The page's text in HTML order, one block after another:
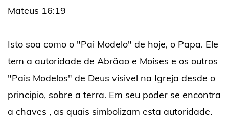
Mateus 16:19
Isto soa como o "Pai Modelo" de hoje, o Papa. Ele
tem a autoridade de Abrãao e Moises e os outros
"Pais Modelos" de Deus visivel na Igreja desde o
principio, sobre a terra. Em seu poder se encontra
a chaves , as quais simbolizam esta autoridade.